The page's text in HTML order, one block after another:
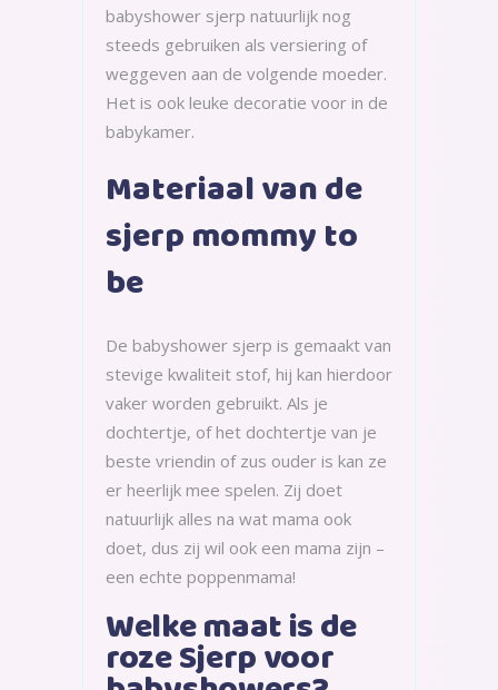
babyshower sjerp natuurlijk nog
steeds gebruiken als versiering of
weggeven aan de volgende moeder.
Het is ook leuke decoratie voor in de
babykamer.
Materiaal van de
sjerp mommy to
be
De babyshower sjerp is gemaakt van
stevige kwaliteit stof, hij kan hierdoor
vaker worden gebruikt. Als je
dochtertje, of het dochtertje van je
beste vriendin of zus ouder is kan ze
er heerlijk mee spelen. Zij doet
natuurlijk alles na wat mama ook
doet, dus zij wil ook een mama zijn –
een echte poppenmama!
Welke maat is de
roze Sjerp voor